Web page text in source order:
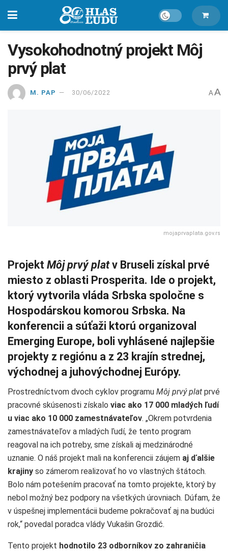
Vysokohodnotný projekt Môj
prvý plat
M. PAP 30/06/2022 A A
mojaprvaplata.gov.rs
Projekt Môj prvý platv Bruseli získal prvé
miesto z oblasti Prosperita. Ide o projekt,
ktorý vytvorila vláda Srbska spoločne s
Hospodárskou komorou Srbska. Na
konferencii a súťaži ktorú organizoval
Emerging Europe, boli vyhlásené najlepšie
projekty z regiónu a z 23 krajín strednej,
východnej a juhovýchodnej Európy.
Prostredníctvom dvoch cyklov programu Môj prvý plat prvé
pracovné skúsenosti získalo viac ako 17 000 mladých ľudí
u viac ako 10 000 zamestnávateľov. „Okrem potvrdenia
zamestnávateľov a mladých ľudí, že tento program
reagoval na ich potreby, sme získali aj medzinárodné
uznanie. O náš projekt mali na konferencii záujem aj ďalšie
krajiny so zámerom realizovať ho vo vlastných štátoch.
Bolo nám potešením pracovať na tomto projekte, ktorý by
nebol možný bez podpory na všetkých úrovniach. Dúfam, že
v úspešnej implementácii budeme pokračovať aj na budúci
rok,“ povedal poradca vlády Vukašin Grozdić.
Tento projekt hodnotilo 23 odborníkov zo zahraničia